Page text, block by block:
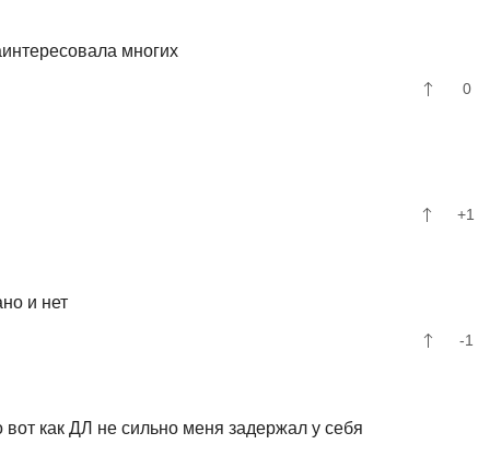
многих
0
+1
и нет
-1
как ДЛ не сильно меня задержал у себя